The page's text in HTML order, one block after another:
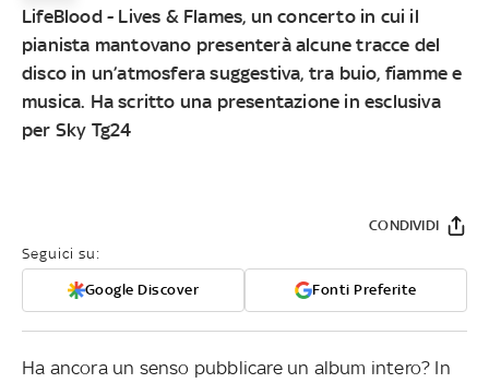
LifeBlood - Lives & Flames, un concerto in cui il
pianista mantovano presenterà alcune tracce del
disco in un’atmosfera suggestiva, tra buio, fiamme e
musica. Ha scritto una presentazione in esclusiva
per Sky Tg24
Seguici su:
Google Discover Fonti Preferite
CONDIVIDI
Ha ancora un senso pubblicare un album intero? In